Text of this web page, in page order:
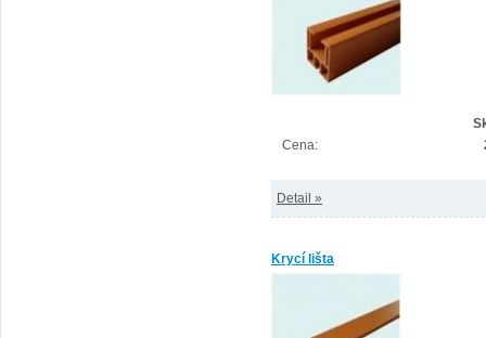
Cena:
Detail »
Krycí lišta